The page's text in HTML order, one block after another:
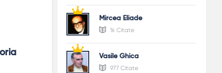
Mircea Eliade
1k Citate
Vasile Ghica
977 Citate